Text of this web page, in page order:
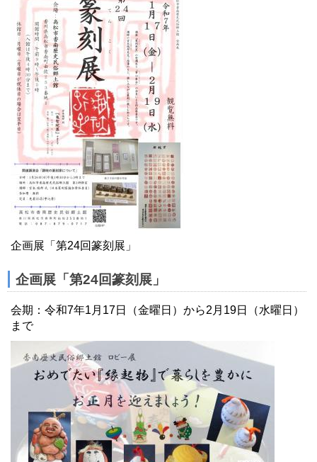
企画展「第24回篆刻展」
企画展「第24回篆刻展」
会期：令和7年1月17日（金曜日）から2月19日（水曜日）
まで